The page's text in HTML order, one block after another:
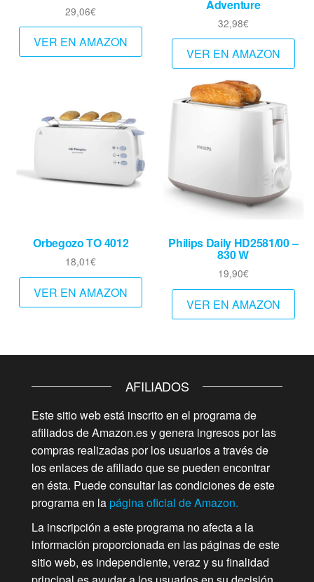
29,06€
VER EN AMAZON
Adventure
32,98€
VER EN AMAZON
Orbegozo TO 4012
18,01€
VER EN AMAZON
Philips Daily HD2581/00 –
830 W
19,90€
VER EN AMAZON
AFILIADOS
Este sitio web está inscrito en el programa de
afiliados de Amazon.es y genera ingresos por las
compras realizadas por los usuarios a través de
los enlaces de afiliado que se pueden encontrar
en ésta. Puede consultar las condiciones de este
programa en lapágina oficial de Amazon.
La inscripción a este programa no afecta a la
información proporcionada en las páginas de este
sitio web, es independiente, veraz y su finalidad